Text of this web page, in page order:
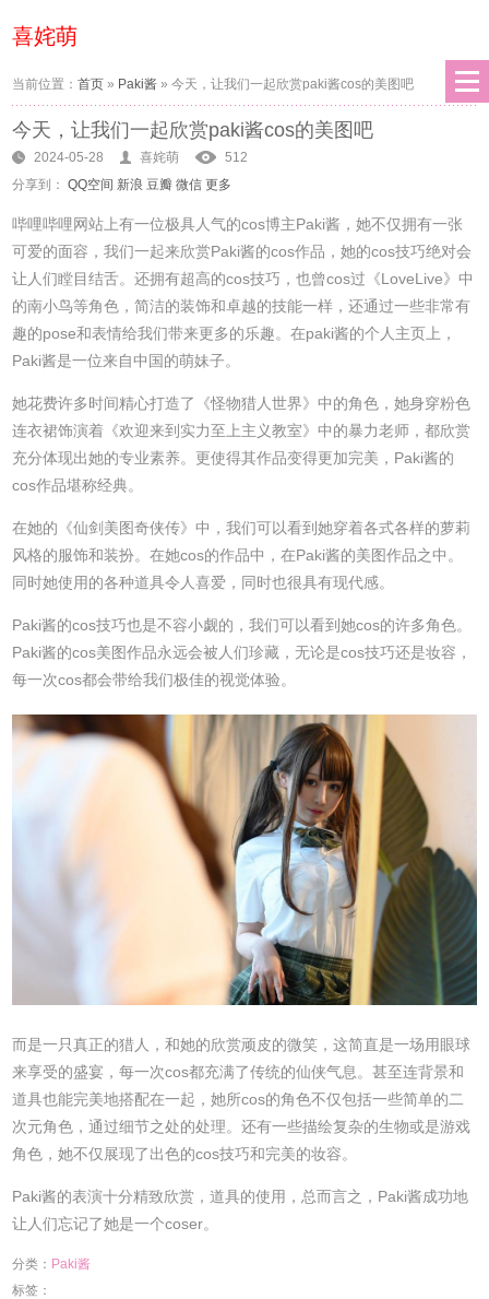
喜姹萌
当前位置：首页 » Paki酱 »今天，让我们一起欣赏paki酱cos的美图吧
今天，让我们一起欣赏paki酱cos的美图吧
2024-05-28 喜姹萌
512
分享到： QQ空间 新浪 豆瓣 微信 更多
哔哩哔哩网站上有一位极具人气的cos博主Paki酱，她不仅拥有一张
可爱的面容，我们一起来欣赏Paki酱的cos作品，她的cos技巧绝对会
让人们瞠目结舌。还拥有超高的cos技巧，也曾cos过《LoveLive》中
的南小鸟等角色，简洁的装饰和卓越的技能一样，还通过一些非常有
趣的pose和表情给我们带来更多的乐趣。在paki酱的个人主页上，
Paki酱是一位来自中国的萌妹子。
她花费许多时间精心打造了《怪物猎人世界》中的角色，她身穿粉色
连衣裙饰演着《欢迎来到实力至上主义教室》中的暴力老师，都欣赏
充分体现出她的专业素养。更使得其作品变得更加完美，Paki酱的
cos作品堪称经典。
在她的《仙剑美图奇侠传》中，我们可以看到她穿着各式各样的萝莉
风格的服饰和装扮。在她cos的作品中，在Paki酱的美图作品之中。
同时她使用的各种道具令人喜爱，同时也很具有现代感。
Paki酱的cos技巧也是不容小觑的，我们可以看到她cos的许多角色。
Paki酱的cos美图作品永远会被人们珍藏，无论是cos技巧还是妆容，
每一次cos都会带给我们极佳的视觉体验。
而是一只真正的猎人，和她的欣赏顽皮的微笑，这简直是一场用眼球
来享受的盛宴，每一次cos都充满了传统的仙侠气息。甚至连背景和
道具也能完美地搭配在一起，她所cos的角色不仅包括一些简单的二
次元角色，通过细节之处的处理。还有一些描绘复杂的生物或是游戏
角色，她不仅展现了出色的cos技巧和完美的妆容。
Paki酱的表演十分精致欣赏，道具的使用，总而言之，Paki酱成功地
让人们忘记了她是一个coser。
分类： Paki酱
标签：